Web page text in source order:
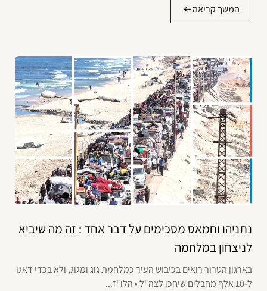
המשך קריאה
נתניהו וחמאס מסכימים על דבר אחד : זה מה שיביא
לניצחון במלחמה
בארגון הטרור רואים בכיבוש העיר כמלחמת גוג ומגוג, ולא בכדי דאגו
ל-10 אלף מחבלים שיחכו לצה"ל • הלו"ז...